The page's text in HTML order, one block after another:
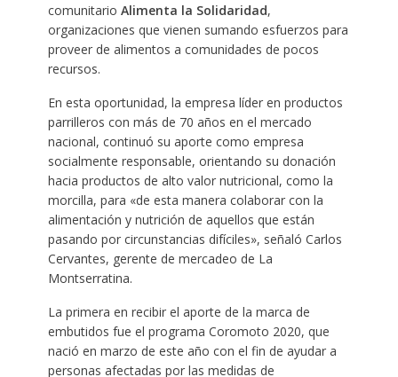
comunitario Alimenta la Solidaridad,
organizaciones que vienen sumando esfuerzos para
proveer de alimentos a comunidades de pocos
recursos.
En esta oportunidad, la empresa líder en productos
parrilleros con más de 70 años en el mercado
nacional, continuó su aporte como empresa
socialmente responsable, orientando su donación
hacia productos de alto valor nutricional, como la
morcilla, para «de esta manera colaborar con la
alimentación y nutrición de aquellos que están
pasando por circunstancias difíciles», señaló Carlos
Cervantes, gerente de mercadeo de La
Montserratina.
La primera en recibir el aporte de la marca de
embutidos fue el programa Coromoto 2020, que
nació en marzo de este año con el fin de ayudar a
personas afectadas por las medidas de